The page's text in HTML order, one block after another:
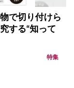
で切り付けら
する“知って
特集